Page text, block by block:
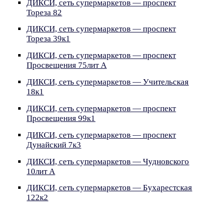
ДИКСИ, сеть супермаркетов — проспект
Тореза 82
ДИКСИ, сеть супермаркетов — проспект
Тореза 39к1
ДИКСИ, сеть супермаркетов — проспект
Просвещения 75лит А
ДИКСИ, сеть супермаркетов — Учительская
18к1
ДИКСИ, сеть супермаркетов — проспект
Просвещения 99к1
ДИКСИ, сеть супермаркетов — проспект
Дунайский 7к3
ДИКСИ, сеть супермаркетов — Чудновского
10лит А
ДИКСИ, сеть супермаркетов — Бухарестская
122к2